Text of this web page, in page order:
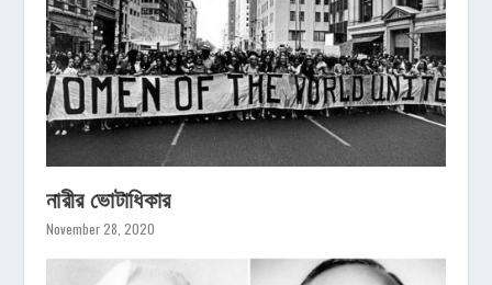
নারীর ভোটাধিকার
November 28, 2020